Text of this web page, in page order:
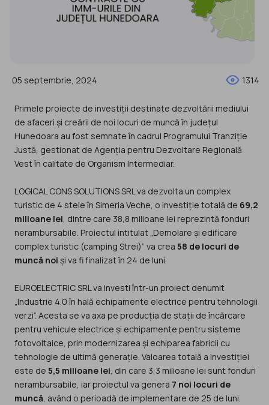
05 septembrie, 2024 1314
Primele proiecte de investiții destinate dezvoltării mediului
de afaceri și creării de noi locuri de muncă în județul
Hunedoara au fost semnate în cadrul Programului Tranziție
Justă, gestionat de Agenția pentru Dezvoltare Regională
Vest în calitate de Organism Intermediar.
LOGICAL CONS SOLUTIONS SRL va dezvolta un complex
turistic de 4 stele în Simeria Veche, o investiție totală de 69,2
milioane lei, dintre care 38,8 milioane lei reprezintă fonduri
nerambursabile. Proiectul intitulat „Demolare și edificare
complex turistic (camping Strei)” va crea 58 de locuri de
muncă noi și va fi finalizat în 24 de luni.
EUROELECTRIC SRL va investi într-un proiect denumit
„Industrie 4.0 în hală echipamente electrice pentru tehnologii
verzi”. Acesta se va axa pe producția de stații de încărcare
pentru vehicule electrice și echipamente pentru sisteme
fotovoltaice, prin modernizarea și echiparea fabricii cu
tehnologie de ultimă generație. Valoarea totală a investiției
este de 5,5 milioane lei, din care 3,3 milioane lei sunt fonduri
nerambursabile, iar proiectul va genera 7 noi locuri de
muncă, având o perioadă de implementare de 25 de luni.